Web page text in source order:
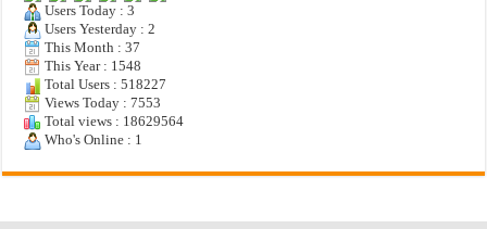
Users Today : 3
Users Yesterday : 2
This Month : 37
This Year : 1548
Total Users : 518227
Views Today : 7553
Total views : 18629564
Who's Online : 1